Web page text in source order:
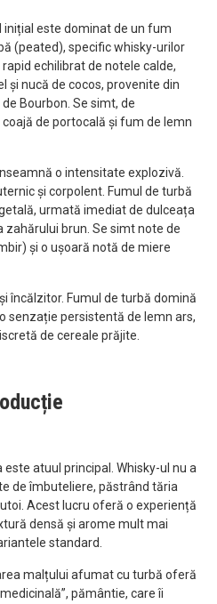
inițial este dominat de un fum
(peated), specific whisky-urilor
echilibrat de notele calde,
și nucă de cocos, provenite din
Bourbon. Se simt, de
de portocală și fum de lemn
o intensitate explozivă.
și corpolent. Fumul de turbă
urmată imediat de dulceața
zahărului brun. Se simt note de
și o ușoară notă de miere
încălzitor. Fumul de turbă domină
senzație persistentă de lemn ars,
de cereale prăjite.
este atuul principal. Whisky-ul nu a
de îmbuteliere, păstrând tăria
Acest lucru oferă o experiență
densă și arome mult mai
standard.
malțului afumat cu turbă oferă
pământie, care îi